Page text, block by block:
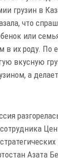
грузин в
что
или
в их роду. По
вкусную
а
Азата